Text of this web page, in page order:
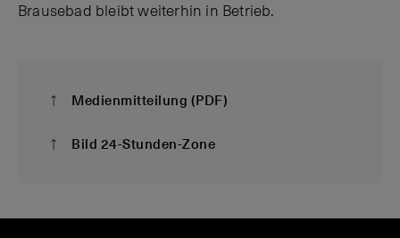
Brausebad bleibt weiterhin in Betrieb.
Medienmitteilung (PDF)
Bild 24-Stunden-Zone